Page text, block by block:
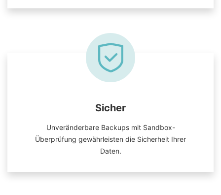
Sicher
Unveränderbare Backups mit Sandbox-
Überprüfung gewährleisten die Sicherheit Ihrer
Daten.